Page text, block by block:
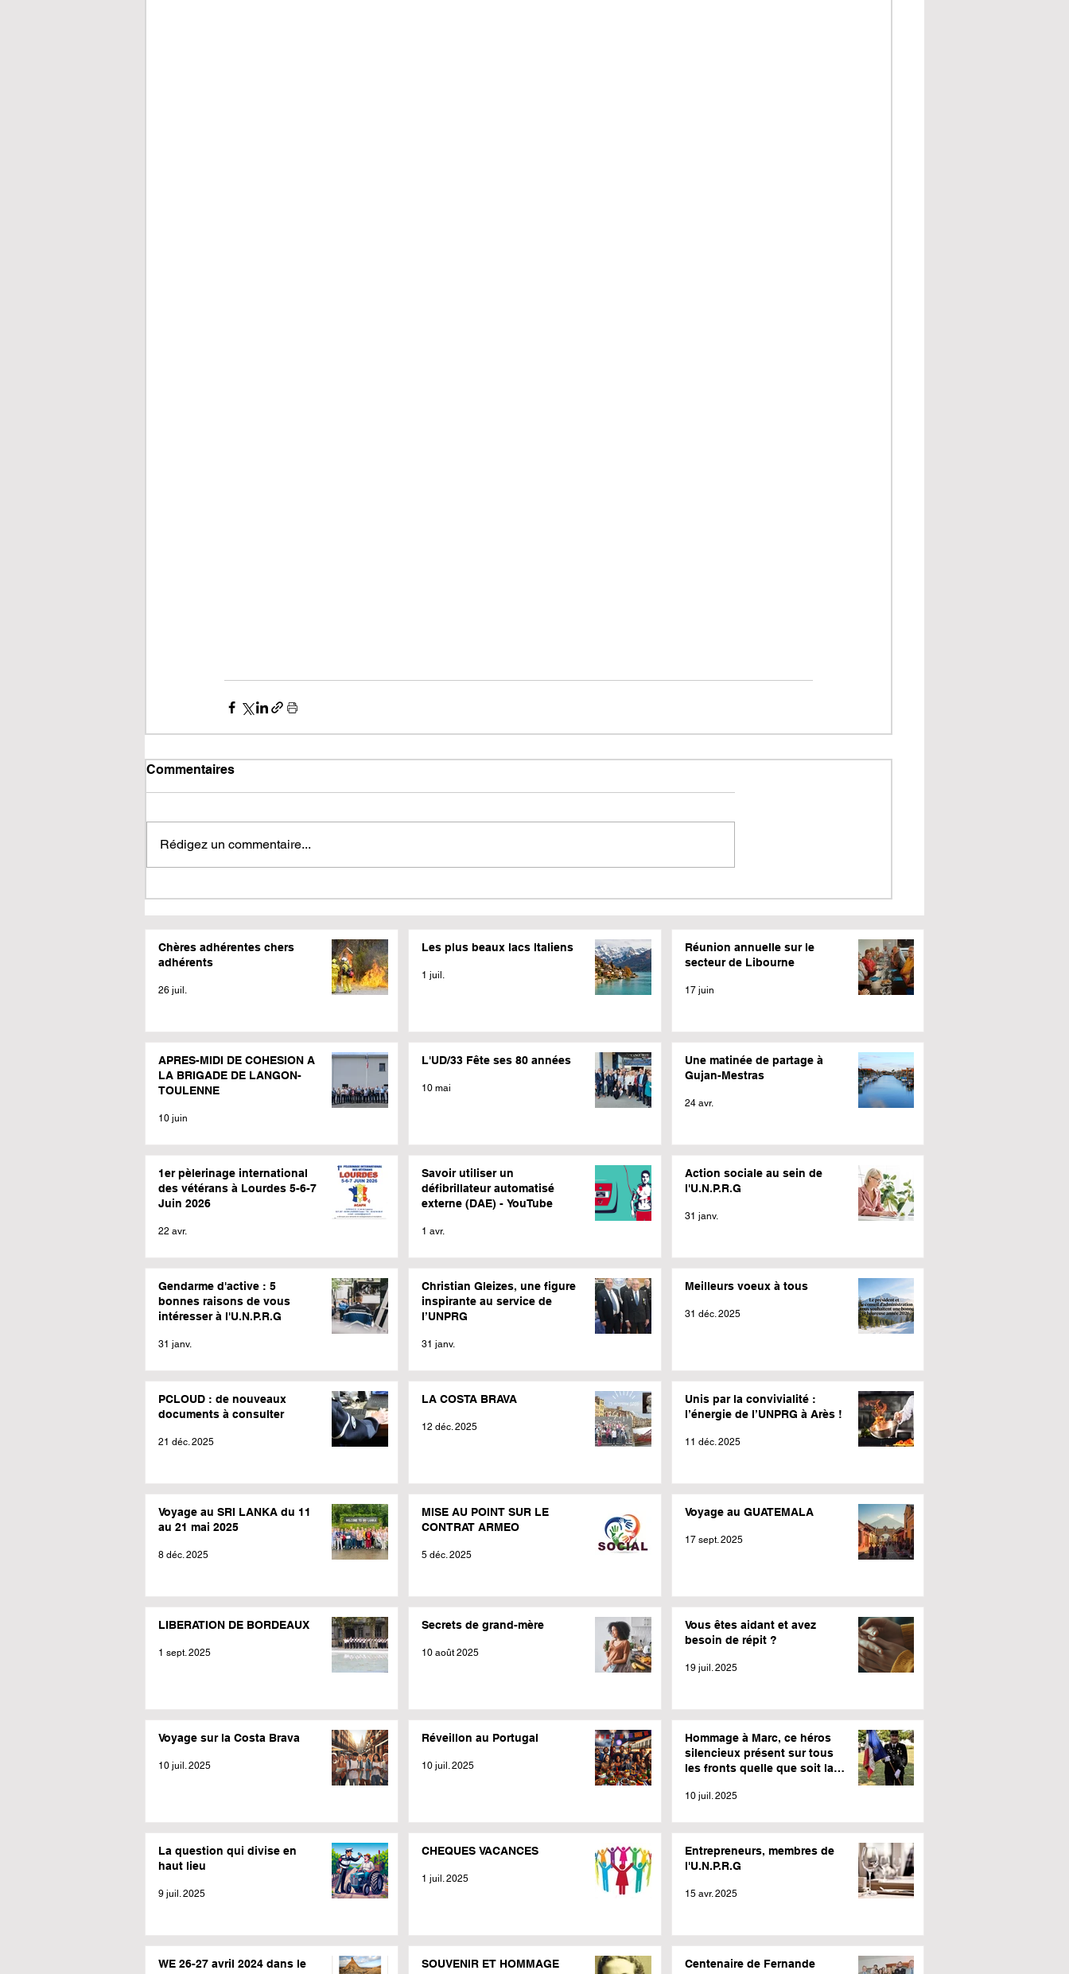
Commentaires
Rédigez un commentaire...
Chères adhérentes chers
adhérents
26 juil.
Les plus beaux lacs Italiens
1 juil.
Réunion annuelle sur le
secteur de Libourne
17 juin
APRES-MIDI DE COHESION A
LA BRIGADE DE LANGON-
TOULENNE
10 juin
L'UD/33 Fête ses 80 années
10 mai
Une matinée de partage à
Gujan-Mestras
24 avr.
1er pèlerinage international
des vétérans à Lourdes 5-6-7
Juin 2026
22 avr.
Savoir utiliser un
défibrillateur automatisé
externe (DAE) - YouTube
1 avr.
Action sociale au sein de
l'U.N.P.R.G
31 janv.
Gendarme d'active : 5
bonnes raisons de vous
intéresser à l'U.N.P.R.G
31 janv.
Christian Gleizes, une figure
inspirante au service de
l’UNPRG
31 janv.
Meilleurs voeux à tous
31 déc. 2025
PCLOUD : de nouveaux
documents à consulter
21 déc. 2025
LA COSTA BRAVA
12 déc. 2025
Unis par la convivialité :
l’énergie de l’UNPRG à Arès !
11 déc. 2025
Voyage au SRI LANKA du 11
au 21 mai 2025
8 déc. 2025
MISE AU POINT SUR LE
CONTRAT ARMEO
5 déc. 2025
Voyage au GUATEMALA
17 sept. 2025
LIBERATION DE BORDEAUX
1 sept. 2025
Secrets de grand-mère
10 août 2025
Vous êtes aidant et avez
besoin de répit ?
19 juil. 2025
Voyage sur la Costa Brava
10 juil. 2025
Réveillon au Portugal
10 juil. 2025
Hommage à Marc, ce héros
silencieux présent sur tous
les fronts quelle que soit la
10 juil. 2025
La question qui divise en
haut lieu
9 juil. 2025
CHEQUES VACANCES
1 juil. 2025
Entrepreneurs, membres de
l'U.N.P.R.G
15 avr. 2025
WE 26-27 avril 2024 dans le
SOUVENIR ET HOMMAGE
Centenaire de Fernande